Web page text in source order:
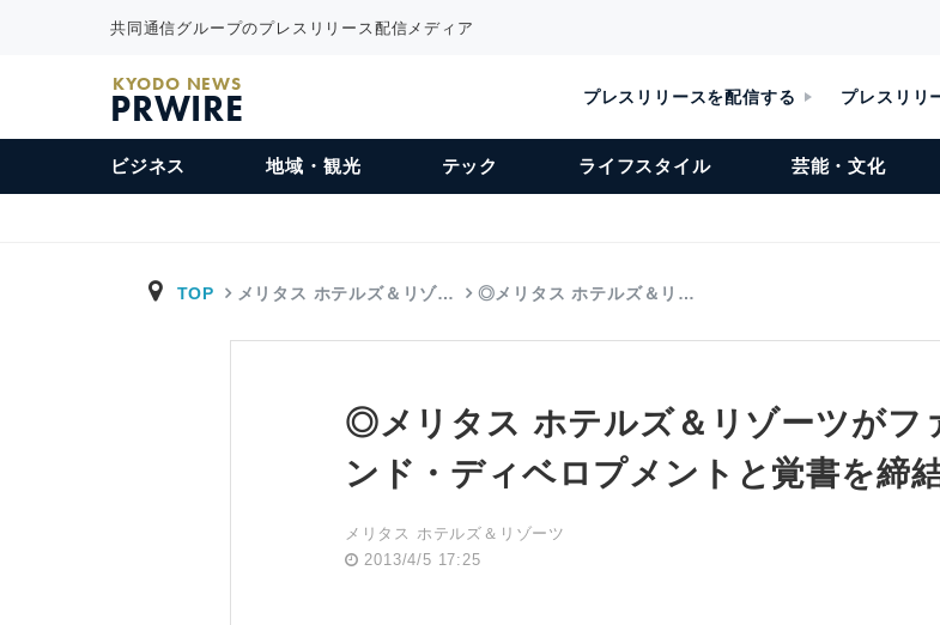
共同通信グループのプレスリリース配信メディア
KYODO NEWS
PRWIRE プレスリリースを配信する プレスリリ
ビジネス 地域・観光 テック ライフスタイル 芸能・文化
TOP メリタス ホテルズ＆リゾ… ◎メリタス ホテルズ＆リ…
◎メリタス ホテルズ＆リゾーツがフ
ンド・ディベロプメントと覚書を締
メリタス ホテルズ＆リゾーツ
2013/4/5 17:25